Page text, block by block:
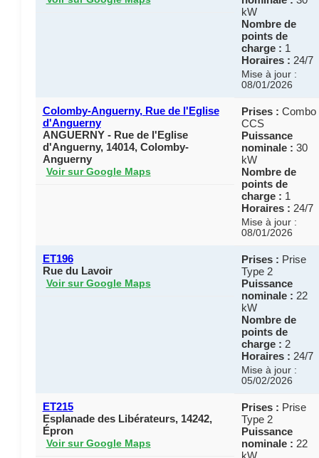
kW
Nombre de
points de
charge : 1
Horaires : 24/7
Mise à jour :
08/01/2026
Colomby-Anguerny, Rue de l'Eglise
d'Anguerny
ANGUERNY - Rue de l'Eglise
d'Anguerny, 14014, Colomby-
Anguerny
Voir sur Google Maps
Prises : Combo
CCS
Puissance
nominale : 30
kW
Nombre de
points de
charge : 1
Horaires : 24/7
Mise à jour :
08/01/2026
ET196
Rue du Lavoir
Voir sur Google Maps
Prises : Prise
Type 2
Puissance
nominale : 22
kW
Nombre de
points de
charge : 2
Horaires : 24/7
Mise à jour :
05/02/2026
ET215
Esplanade des Libérateurs, 14242,
Épron
Voir sur Google Maps
Prises : Prise
Type 2
Puissance
nominale : 22
kW